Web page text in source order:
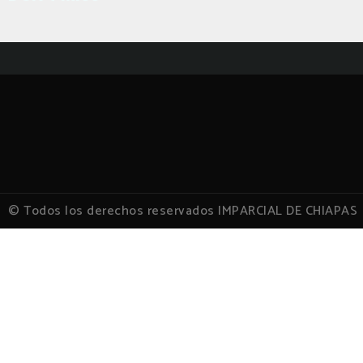
© Todos los derechos reservados IMPARCIAL DE CHIAPAS